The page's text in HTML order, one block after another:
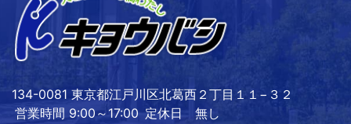
134-0081 東京都江戸川区北葛西２丁目１１−３２
営業時間 9:00～17:00 定休日 無し